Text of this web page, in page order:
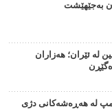
بەجێهێشت
لە ئێران؛ هەزاران
لە هەڕەشەکانی دژی